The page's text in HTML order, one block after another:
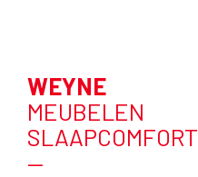
WEYNE
MEUBELEN
SLAAPCOMFORT
—